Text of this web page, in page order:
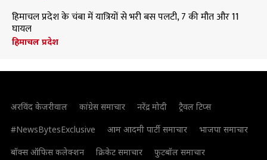
हिमाचल प्रदेश के चंबा में यात्रियों से भरी बस पलटी, 7 की मौत और 11
घायल
हिमाचल प्रदेश
अरविंद केजरीवाल कांग्रेस समाचार नरेंद्र मोदी
ट्रैवल टिप्स
#NewsBytesExclusive
आम आदमी पार्टी समाचार
भाजपा समाचार
बॉक्स ऑफिस कलेक्शन
क्रिकेट समाचार
फुटबॉल समाचार